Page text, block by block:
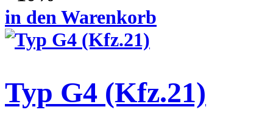
in den Warenkorb
Typ G4 (Kfz.21)